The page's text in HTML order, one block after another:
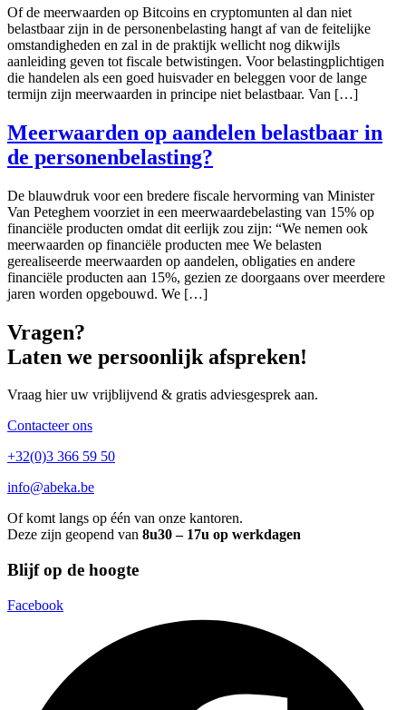
Of de meerwaarden op Bitcoins en cryptomunten al dan niet
belastbaar zijn in de personenbelasting hangt af van de feitelijke
omstandigheden en zal in de praktijk wellicht nog dikwijls
aanleiding geven tot fiscale betwistingen. Voor belastingplichtigen
die handelen als een goed huisvader en beleggen voor de lange
termijn zijn meerwaarden in principe niet belastbaar. Van […]
Meerwaarden op aandelen belastbaar in
de personenbelasting?
De blauwdruk voor een bredere fiscale hervorming van Minister
Van Peteghem voorziet in een meerwaardebelasting van 15% op
financiële producten omdat dit eerlijk zou zijn: “We nemen ook
meerwaarden op financiële producten mee We belasten
gerealiseerde meerwaarden op aandelen, obligaties en andere
financiële producten aan 15%, gezien ze doorgaans over meerdere
jaren worden opgebouwd. We […]
Vragen?
Laten we persoonlijk afspreken!
Vraag hier uw vrijblijvend & gratis adviesgesprek aan.
Contacteer ons
+32(0)3 366 59 50
info@abeka.be
Of komt langs op één van onze kantoren.
Deze zijn geopend van 8u30 – 17u op werkdagen
Blijf op de hoogte
Facebook